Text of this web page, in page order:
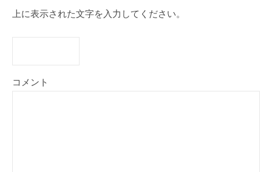
上に表示された文字を入力してください。
コメント